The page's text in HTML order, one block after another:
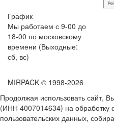
График
Мы работаем с 9-00 до
18-00 по московскому
времени (Выходные:
сб, вс)
MIRPACK © 1998-2026
Продолжая использовать сайт,
(ИНН 4007014634) на обработку
пользовательских данных,